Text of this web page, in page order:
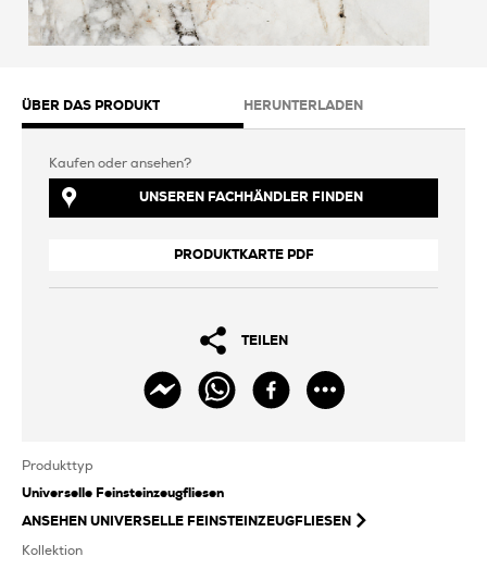
ÜBER DAS PRODUKT HERUNTERLADEN
Kaufen oder ansehen?
UNSEREN FACHHÄNDLER FINDEN
PRODUKTKARTE PDF
TEILEN
Produkttyp
Universelle Feinsteinzeugfliesen
ANSEHEN UNIVERSELLE FEINSTEINZEUGFLIESEN
Kollektion